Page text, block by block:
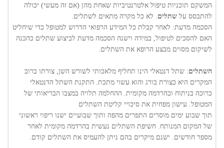
המשקם תוכניות טיפול אלטרנטיביות שאחת מהן (אם זה מעשי) יכולה
להתבסס על שתלים. לא כל מקרה מתאים לשתלים.
הסכמה מדעת: לאחר קבלת כל המידע הרפואי הדרוש למטופל כדי שיחליט
האם להסכים לטיפול, במידה וישנה הסכמה מדעת לביצוע שתלים כהכנה
לשיקום מסוים מבצע הרופא את השתלים.
השתלים: שתל דנטאלי הינו תחליף מלאכותי לשורש השן, צורתו ברוב
המקרים היא כצורת בורג והוא עשוי מתכת. התקנת השתל הדנטאלי
כרוכה בניתוח ובהרדמה מקומית. ההחלמה תלויה במצבו הבריאותי של
המטופל. עישון מפחית את סיכויי קליטת השתלים
תוך שבוע ימים מוסרים התפרים מהפה ותוך שבועיים ישנו ריפוי ראשוני
של המקום המנותח. חשיפת השתלים נעשית בהרדמה מקומית לאחר
מספר חודשים. ישנם מיקרים בהם ניתן להעמיס את השתלים קודם.